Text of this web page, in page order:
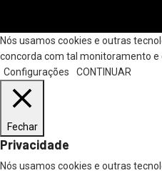
Nós usamos cookies e outras
concorda com tal monitoramento e
Configurações
CONTINUAR
Fechar
Privacidade
Nós usamos cookies e outras